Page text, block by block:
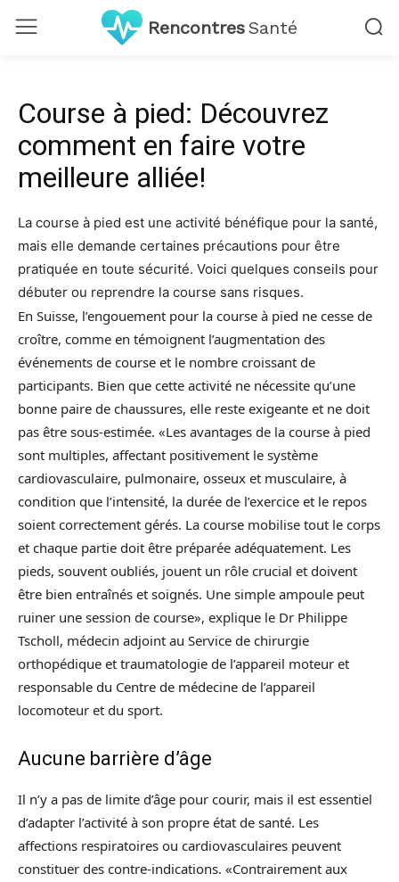
RencontresSanté
Course à pied: Découvrez
comment en faire votre
meilleure alliée!
La course à pied est une activité bénéfique pour la santé,
mais elle demande certaines précautions pour être
pratiquée en toute sécurité. Voici quelques conseils pour
débuter ou reprendre la course sans risques.
En Suisse, l’engouement pour la course à pied ne cesse de
croître, comme en témoignent l’augmentation des
événements de course et le nombre croissant de
participants. Bien que cette activité ne nécessite qu’une
bonne paire de chaussures, elle reste exigeante et ne doit
pas être sous-estimée. «Les avantages de la course à pied
sont multiples, affectant positivement le système
cardiovasculaire, pulmonaire, osseux et musculaire, à
condition que l’intensité, la durée de l’exercice et le repos
soient correctement gérés. La course mobilise tout le corps
et chaque partie doit être préparée adéquatement. Les
pieds, souvent oubliés, jouent un rôle crucial et doivent
être bien entraînés et soignés. Une simple ampoule peut
ruiner une session de course», explique le Dr Philippe
Tscholl, médecin adjoint au Service de chirurgie
orthopédique et traumatologie de l’appareil moteur et
responsable du Centre de médecine de l’appareil
locomoteur et du sport.
Aucune barrière d’âge
Il n’y a pas de limite d’âge pour courir, mais il est essentiel
d’adapter l’activité à son propre état de santé. Les
affections respiratoires ou cardiovasculaires peuvent
constituer des contre-indications. «Contrairement aux